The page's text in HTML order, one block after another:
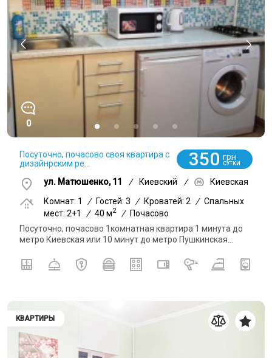
0
Посуточно, почасово своя квартира с
дизайнрским ре...
350 грн
СУТКИ
ул. Матюшенко, 11 / Киевский /
Киевская
Комнат: 1
/ Гостей: 3 / Кроватей: 2 / Спальных
мест: 2+1
/ 40 м2 /
Почасово
Посуточно, почасово 1комнатная квартира 1 минута до
метро Киевская или 10 минут до метро Пушкинская...
КВАРТИРЫ